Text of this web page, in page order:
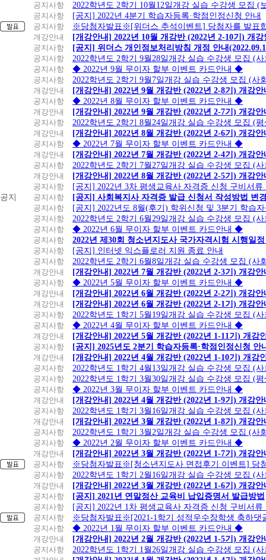
공지사항
2022학년도 2학기 10월12일개강 실습 수강생 모집 (
공지사항
[공지] 2022년 4분기 학습자등록·학점인정신청 안내
공지사항
※당첨자발표※[위더스 추석이벤트] 당첨자를 발표
개강안내
[개강안내] 2022년 10월 개강반 (2022년 2-10기) 개강
공지사항
[공지] 위더스 개인정보처리방침 개정 안내
공지사항
2022학년도 2학기 9월28일개강 실습 수강생 모집 (
공지사항
◆ 2022년 9월 무이자 할부 이벤트 카드안내 ◆
공지사항
2022학년도 2학기 9월7일개강 실습 수강생 모집 (사
개강안내
[개강안내] 2022년 9월 개강반 (2022년 2-8기) 개강안
공지사항
◆ 2022년 8월 무이자 할부 이벤트 카드안내 ◆
개강안내
[개강안내] 2022년 9월 개강반 (2022년 2-7기) 개강안
공지사항
2022학년도 2학기 8월24일개강 실습 수강생 모집 (
개강안내
[개강안내] 2022년 8월 개강반 (2022년 2-6기) 개강안
공지사항
◆ 2022년 7월 무이자 할부 이벤트 카드안내 ◆
개강안내
[개강안내] 2022년 7월 개강반 (2022년 2-4기) 개강안
공지사항
2022학년도 2학기 7월27일개강 실습 수강생 모집 (
개강안내
[개강안내] 2022년 8월 개강반 (2022년 2-5기) 개강안
공지사항
[공지] 2022년 3차 평생교육사 자격증 신청 구비서류
공지
공지사항
[공지] 사회복지사 자격증 발급 신청서 작성방법 변
공지사항
[공지] 2022년도 8월(후기) 학위신청 및 3분기 학습
공지사항
2022학년도 2학기 6월29일개강 실습 수강생 모집 (
공지사항
◆ 2022년 6월 무이자 할부 이벤트 카드안내 ◆
공지사항
2022년 제30회 청소년지도사 국가자격시험 시행일
공지사항
[공지] 인터넷 익스플로러 지원 종료 안내
공지사항
2022학년도 2학기 6월8일개강 실습 수강생 모집 (사
개강안내
[개강안내] 2022년 7월 개강반 (2022년 2-3기) 개강안
공지사항
◆ 2022년 5월 무이자 할부 이벤트 카드안내 ◆
개강안내
[개강안내] 2022년 6월 개강반 (2022년 2-2기) 개강안
개강안내
[개강안내] 2022년 6월 개강반 (2022년 2-1기) 개강안
공지사항
2022학년도 1학기 5월19일개강 실습 수강생 모집 (
공지사항
◆ 2022년 4월 무이자 할부 이벤트 카드안내 ◆
개강안내
[개강안내] 2022년 5월 개강반 (2022년 1-11기) 개강
공지사항
[공지] 2025년도 2분기 학습자등록·학점인정신청 안
개강안내
[개강안내] 2022년 4월 개강반 (2022년 1-10기) 개강
공지사항
2022학년도 1학기 4월13일개강 실습 수강생 모집 (
공지사항
2022학년도 1학기 3월30일개강 실습 수강생 모집 (
공지사항
◆ 2022년 3월 무이자 할부 이벤트 카드안내 ◆
개강안내
[개강안내] 2022년 4월 개강반 (2022년 1-9기) 개강안
공지사항
2022학년도 1학기 3월16일개강 실습 수강생 모집 (
개강안내
[개강안내] 2022년 3월 개강반 (2022년 1-8기) 개강안
공지사항
2022학년도 1학기 3월2일개강 실습 수강생 모집 (사
공지사항
◆ 2022년 2월 무이자 할부 이벤트 카드안내 ◆
개강안내
[개강안내] 2022년 3월 개강반 (2022년 1-7기) 개강안
공지사항
※당첨자발표※[청소년지도사 면접후기 이벤트] 당
공지사항
2022학년도 1학기 2월16일개강 실습 수강생 모집 (
개강안내
[개강안내] 2022년 3월 개강반 (2022년 1-6기) 개강안
공지사항
[공지] 2021년 연말정산 교육비 납입증명서 발급방법
공지사항
[공지] 2022년 1차 평생교육사 자격증 신청 구비서류
공지사항
※당첨자발표※[2021-1학기 성적우수장학생 축하댓
공지사항
◆ 2022년 1월 무이자 할부 이벤트 카드안내 ◆
개강안내
[개강안내] 2022년 2월 개강반 (2022년 1-5기) 개강안
공지사항
2022학년도 1학기 1월26일개강 실습 수강생 모집 (